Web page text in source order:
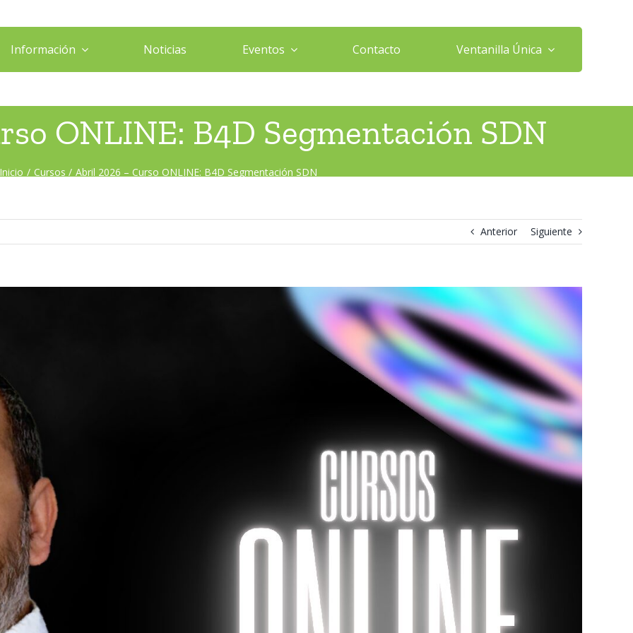
Información Noticias Eventos Contacto Ventanilla Única
ONLINE: B4D Segmentación SDN
Inicio Cursos Abril 2026 – Curso ONLINE: B4D Segmentación SDN
Anterior Siguiente